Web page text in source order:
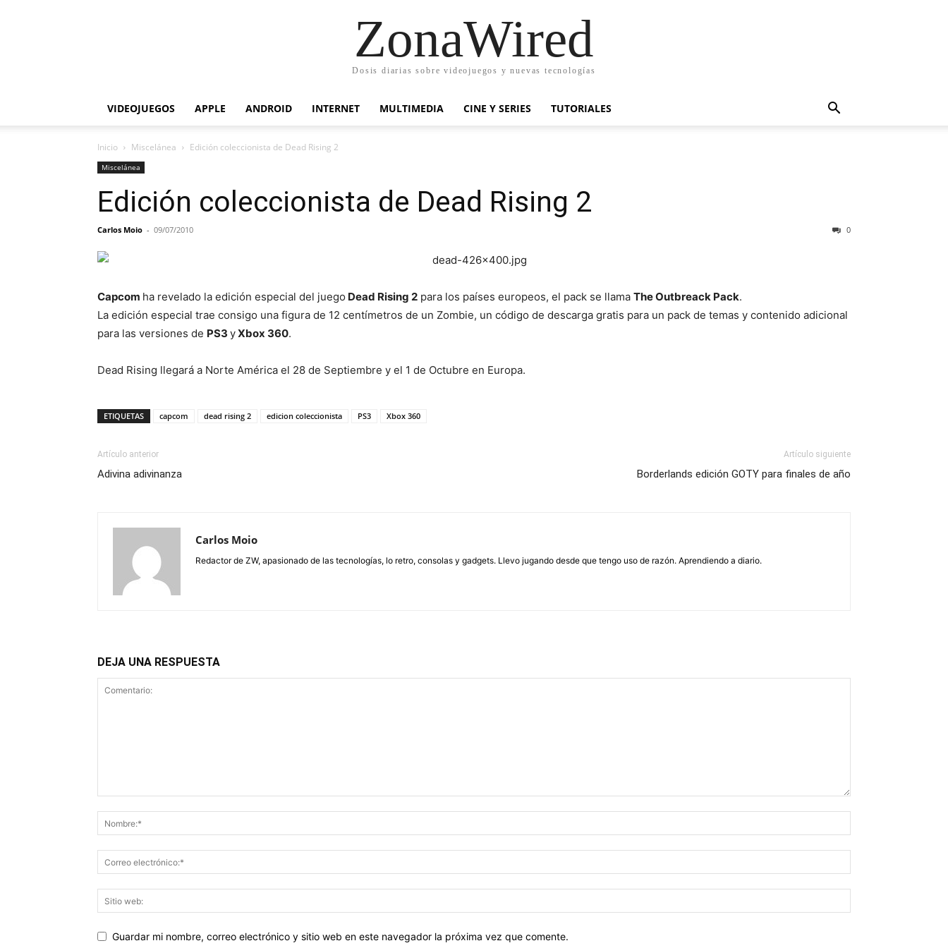
ZonaWired
Dosis diarias sobre videojuegos y nuevas tecnologías
VIDEOJUEGOS APPLE ANDROID INTERNET MULTIMEDIA CINE Y SERIES TUTORIALES
Inicio Miscelánea Edición coleccionista de Dead Rising 2
Miscelánea
Edición coleccionista de Dead Rising 2
Carlos Moio - 09/07/2010 0
Capcom ha revelado la edición especial del juego Dead Rising 2 para los países europeos, el pack se llama The Outbreack Pack.
La edición especial trae consigo una figura de 12 centímetros de un Zombie, un código de descarga gratis para un pack de temas y contenido adicional
para las versiones de PS3 yXbox 360.
Dead Rising llegará a Norte América el 28 de Septiembre y el 1 de Octubre en Europa.
ETIQUETAS capcom dead rising 2 edicion coleccionista PS3 Xbox 360
Artículo anterior
Adivina adivinanza
Artículo siguiente
Borderlands edición GOTY para finales de año
Carlos Moio
Redactor de ZW, apasionado de las tecnologías, lo retro, consolas y gadgets. Llevo jugando desde que tengo uso de razón. Aprendiendo a diario.
DEJA UNA RESPUESTA
Guardar mi nombre, correo electrónico y sitio web en este navegador la próxima vez que comente.